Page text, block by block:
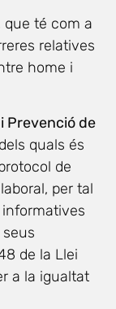
que té com a
relatives
home i
Prevenció de
quals és
de
per tal
seus
de la Llei
a la igualtat